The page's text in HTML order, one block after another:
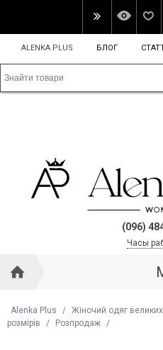
ALENKA PLUS БЛОГ
(096)
Часы
Alenka Plus / Жіночий одяг великих
розмірів
/ Розпродаж /